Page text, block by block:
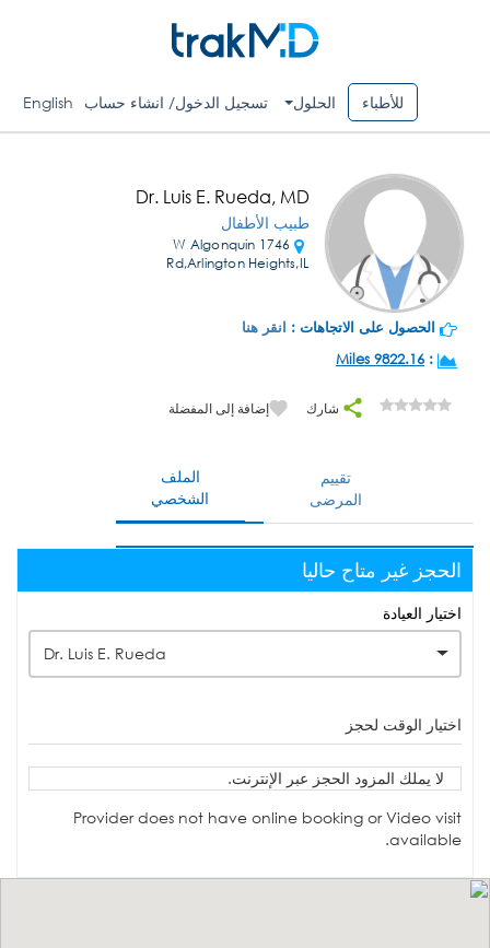
للأطباء الحلول تسجيل الدخول/ انشاء حساب English
Dr. Luis E. Rueda, MD
طبيب الأطفال
1746 W Algonquin
Rd,Arlington Heights,IL
الحصول على الاتجاهات : انقر هنا
:
9822.16 Miles
شارك إضافة إلى المفضلة
الملف
الشخصي
تقييم
المرضى
الحجز غير متاح حاليا
اختيار العيادة
Dr. Luis E. Rueda
اختيار الوقت لحجز
لا يملك المزود الحجز عبر الإنترنت.
Provider does not have online booking or Video visit
available.